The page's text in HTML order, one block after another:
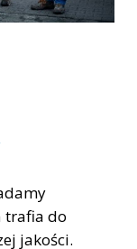
trafia do
jakości.